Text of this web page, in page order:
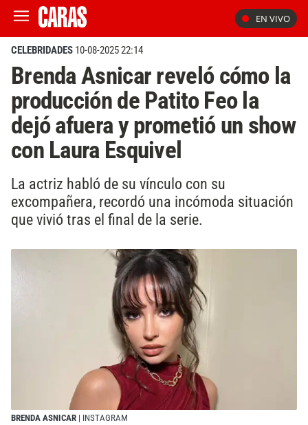
EN VIVO
CELEBRIDADES 10-08-2025 22:14
Brenda Asnicar reveló cómo la
producción de Patito Feo la
dejó afuera y prometió un show
con Laura Esquivel
La actriz habló de su vínculo con su
excompañera, recordó una incómoda situación
que vivió tras el final de la serie.
BRENDA ASNICAR | INSTAGRAM